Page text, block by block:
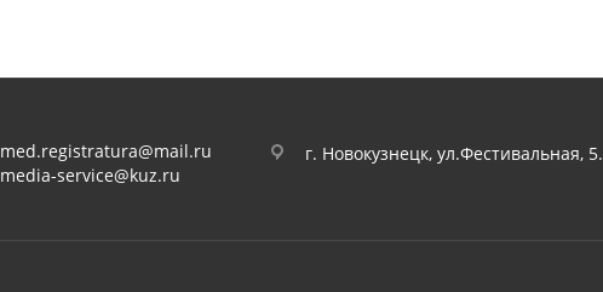
med.registratura@mail.ru
media-service@kuz.ru
г. Новокузнецк, ул.Фестивальная, 5.